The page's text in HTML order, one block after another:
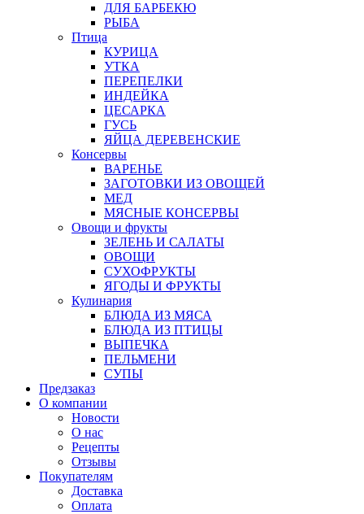
ДЛЯ БАРБЕКЮ
РЫБА
Птица
КУРИЦА
УТКА
ПЕРЕПЕЛКИ
ИНДЕЙКА
ЦЕСАРКА
ГУСЬ
ЯЙЦА ДЕРЕВЕНСКИЕ
Консервы
ВАРЕНЬЕ
ЗАГОТОВКИ ИЗ ОВОЩЕЙ
МЕД
МЯСНЫЕ КОНСЕРВЫ
Овощи и фрукты
ЗЕЛЕНЬ И САЛАТЫ
ОВОЩИ
СУХОФРУКТЫ
ЯГОДЫ И ФРУКТЫ
Кулинария
БЛЮДА ИЗ МЯСА
БЛЮДА ИЗ ПТИЦЫ
ВЫПЕЧКА
ПЕЛЬМЕНИ
СУПЫ
Предзаказ
О компании
Новости
О нас
Рецепты
Отзывы
Покупателям
Доставка
Оплата